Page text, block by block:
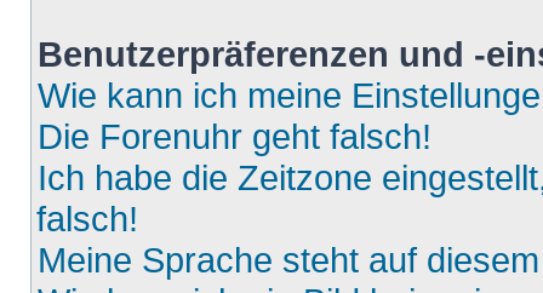
Benutzerpräferenzen und -
Wie kann ich meine
Die Forenuhr geht falsch!
Ich habe die Zeitzone
falsch!
Meine Sprache steht auf